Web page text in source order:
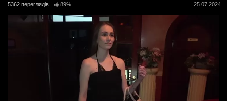
5362 переглядів 89% 25.07.2024